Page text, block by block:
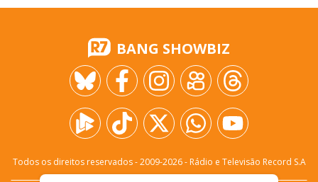
BANG SHOWBIZ
Todos os direitos reservados - 2009-2026- Rádio e Televisão Record S.A